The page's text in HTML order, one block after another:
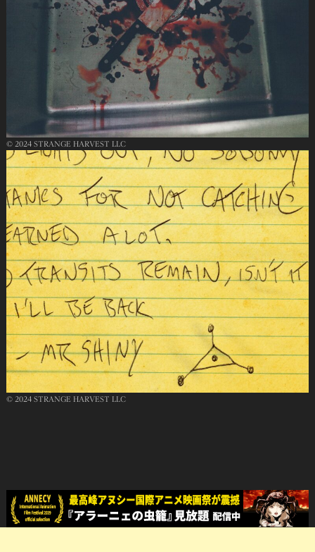
© 2024 STRANGE HARVEST LLC
© 2024 STRANGE HARVEST LLC